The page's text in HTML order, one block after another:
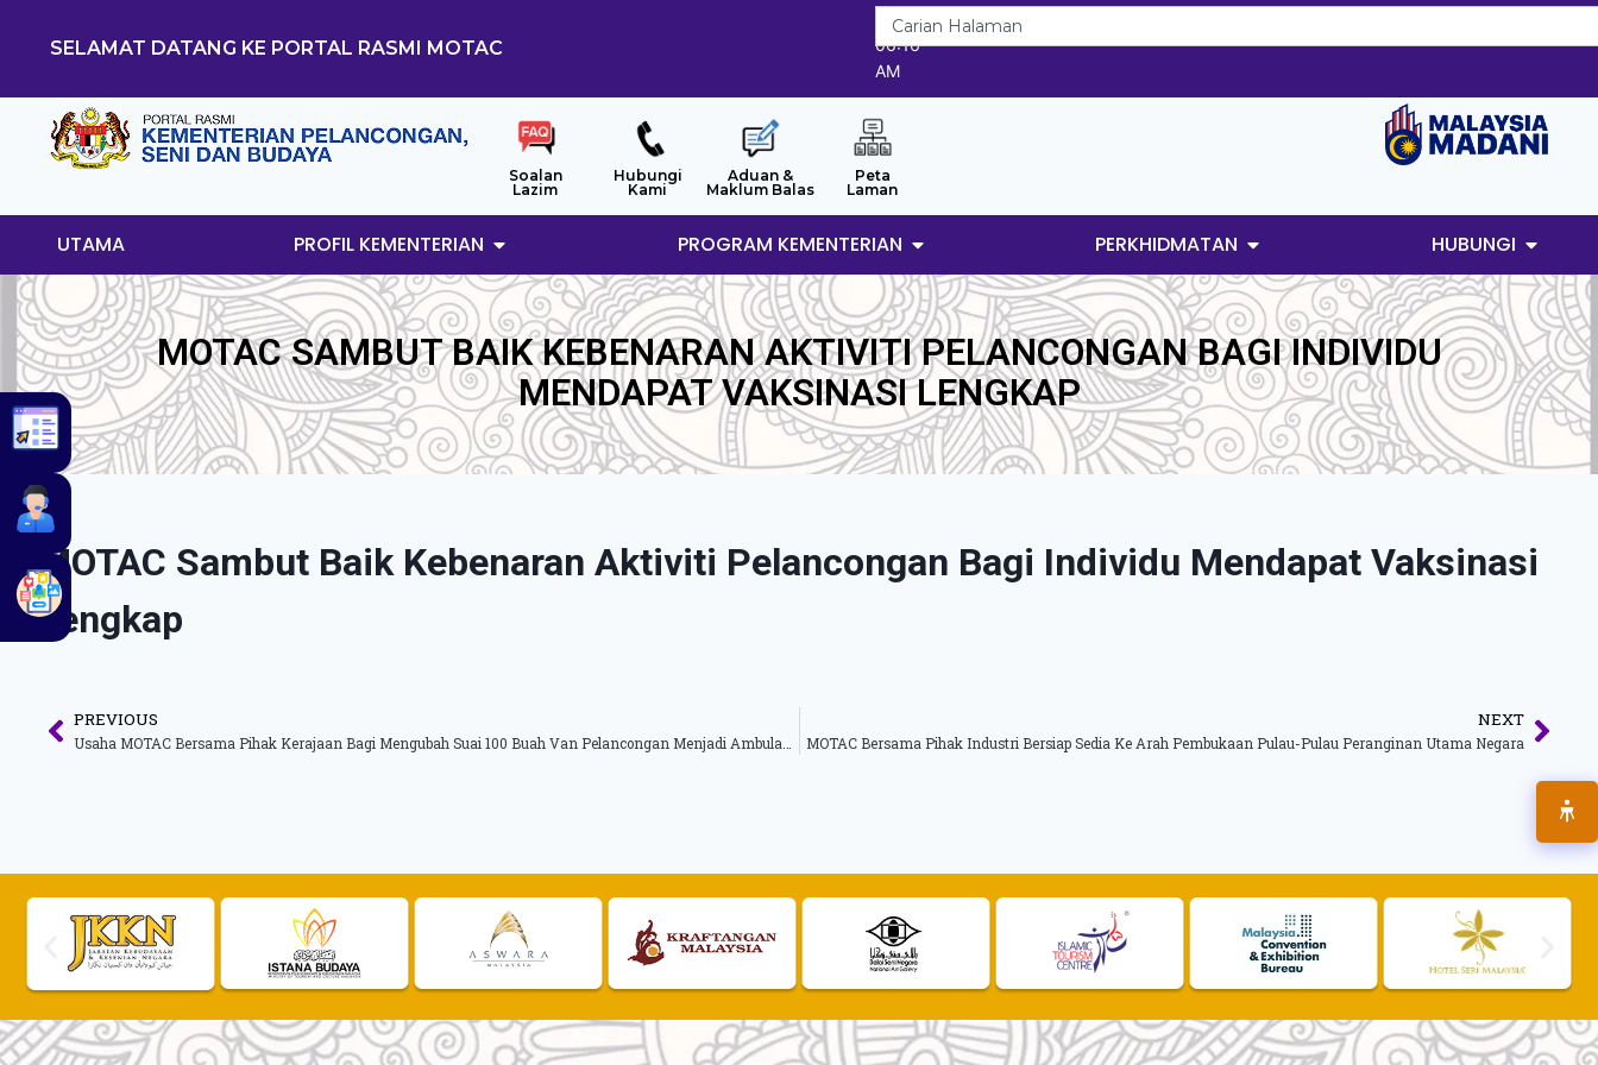
SELAMAT DATANG KE PORTAL RASMI MOTAC
8/8/2026
06:16
AM
Soalan
Lazim
Hubungi
Kami
Aduan &
Maklum Balas
Peta
Laman
UTAMA PROFIL KEMENTERIAN PROGRAM KEMENTERIAN PERKHIDMATAN HUBUNGI
MOTAC SAMBUT BAIK KEBENARAN AKTIVITI PELANCONGAN BAGI INDIVIDU
MENDAPAT VAKSINASI LENGKAP
MOTAC Sambut Baik Kebenaran Aktiviti Pelancongan Bagi Individu Mendapat Vaksinasi
Lengkap
PREVIOUS NEXT
MOTAC Bersama Pihak Industri Bersiap Sedia Ke Arah Pembukaan Pulau-Pulau Peranginan Utama Negara